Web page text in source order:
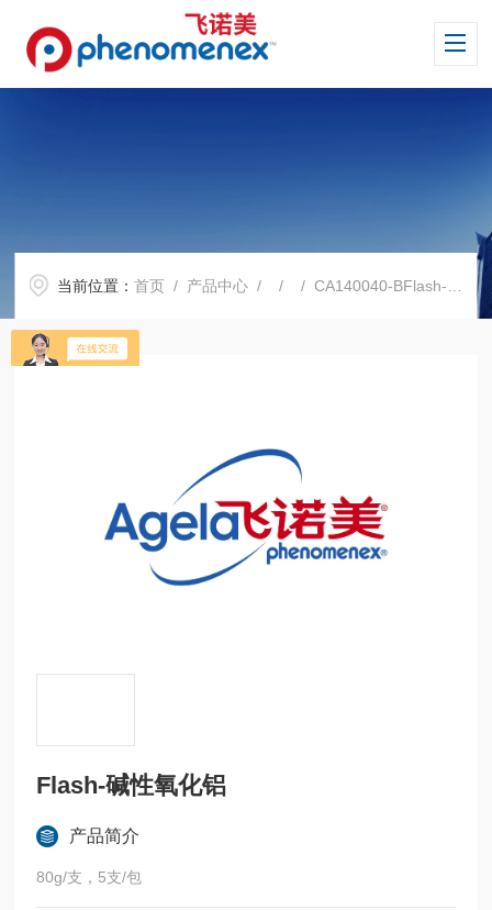
当前位置：首页 / 产品中心 / / / CA140040-BFlash-碱性氧化铝
Flash-碱性氧化铝
产品简介
80g/支，5支/包